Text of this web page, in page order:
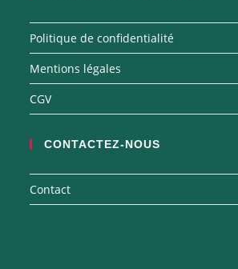
Politique de confidentialité
Mentions légales
CGV
CONTACTEZ-NOUS
Contact